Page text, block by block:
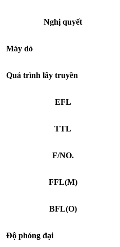
Nghị quyết
Máy dò
Quá trình lây truyền
EFL
TTL
F/NO.
FFL(M)
BFL(O)
Độ phóng đại